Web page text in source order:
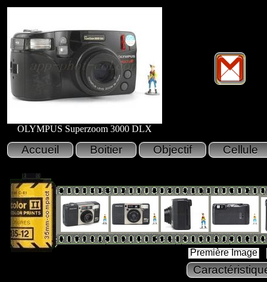
OLYMPUS Superzoom 3000 DLX
Première Image